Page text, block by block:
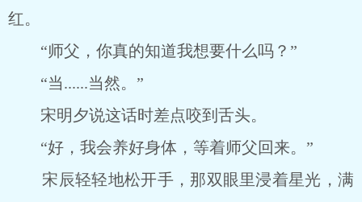
红。
“师父，你真的知道我想要什么吗？”
“当......当然。”
宋明夕说这话时差点咬到舌头。
“好，我会养好身体，等着师父回来。”
宋辰轻轻地松开手，那双眼里浸着星光，满